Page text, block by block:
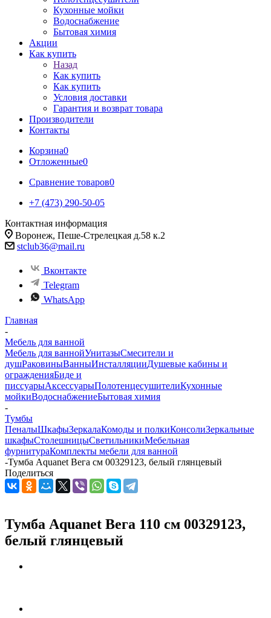
Кухонные мойки
Водоснабжение
Бытовая химия
Акции
Как купить
Назад
Как купить
Как купить
Условия доставки
Гарантия и возврат товара
Производители
Контакты
Корзина0
Отложенные0
Сравнение товаров0
+7 (473) 290-50-05
Контактная информация
Воронеж, Пеше-Стрелецкая д.58 к.2
stclub36@mail.ru
Вконтакте
Telegram
WhatsApp
Главная
-
Мебель для ванной
Мебель для ваннойУнитазыСмесители и
душРаковиныВанныИнсталляцииДушевые кабины и
огражденияБиде и
писсуарыАксессуарыПолотенцесушителиКухонные
мойкиВодоснабжениеБытовая химия
-
Тумбы
ПеналыШкафыЗеркалаКомоды и полкиКонсолиЗеркальные
шкафыСтолешницыСветильникиМебельная
фурнитураКомплекты мебели для ванной
-Тумба Aquanet Вега см 00329123, белый глянцевый
Поделиться
Тумба Aquanet Вега 110 см 00329123,
белый глянцевый